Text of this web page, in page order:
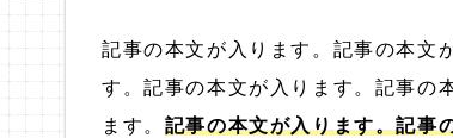
記事の本文が入ります。記事の本文
す。記事の本文が入ります。記事の
ます。 記事の本文が入ります。記事